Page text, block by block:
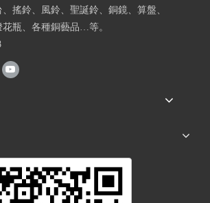
搖鈴、風鈴、聖誕鈴、銅鏡、算盤、
瓶、各種銅藝品…等。